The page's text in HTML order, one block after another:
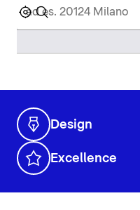
Design
Excellence